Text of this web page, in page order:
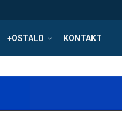
+OSTALO KONTAKT